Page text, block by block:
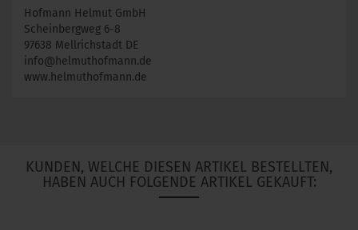
Hofmann Helmut GmbH
Scheinbergweg 6-8
97638 Mellrichstadt DE
info@helmuthofmann.de
www.helmuthofmann.de
KUNDEN, WELCHE DIESEN ARTIKEL BESTELLTEN,
HABEN AUCH FOLGENDE ARTIKEL GEKAUFT: